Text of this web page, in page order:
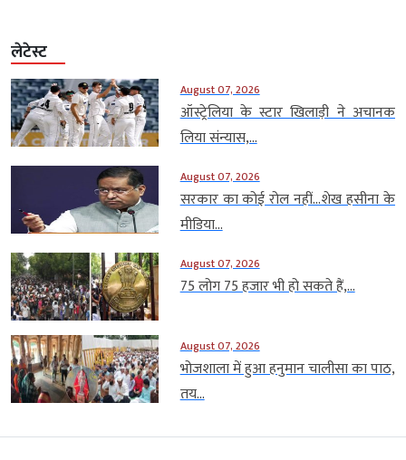
लेटेस्ट
August 07, 2026
ऑस्ट्रेलिया के स्टार खिलाड़ी ने अचानक
लिया संन्यास,...
August 07, 2026
सरकार का कोई रोल नहीं…शेख हसीना के
मीडिया...
August 07, 2026
75 लोग 75 हजार भी हो सकते हैं,...
August 07, 2026
भोजशाला में हुआ हनुमान चालीसा का पाठ,
तय...